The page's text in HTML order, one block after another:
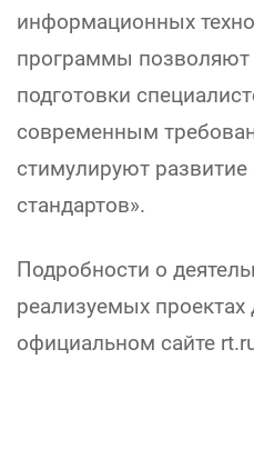
информационных
программы позволяют
подготовки
современным
стимулируют
стандартов».
Подробности о
реализуемых
официальном сайте